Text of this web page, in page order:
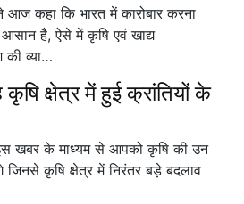
आज कहा कि भारत में कारोबार करना
है, ऐसे में कृषि एवं खाद्य
की व्या…
क्षेत्र में हुई क्रांतियों के
खबर के माध्यम से आपको कृषि की उन
जिनसे कृषि क्षेत्र में निरंतर बड़े बदलाव